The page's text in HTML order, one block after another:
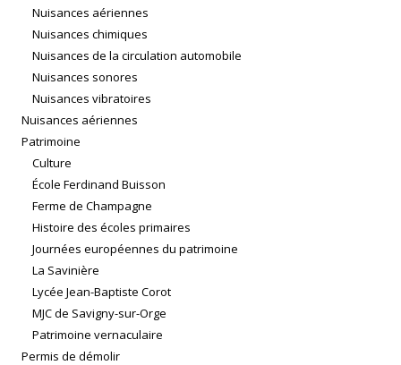
Nuisances aériennes
Nuisances chimiques
Nuisances de la circulation automobile
Nuisances sonores
Nuisances vibratoires
Nuisances aériennes
Patrimoine
Culture
École Ferdinand Buisson
Ferme de Champagne
Histoire des écoles primaires
Journées européennes du patrimoine
La Savinière
Lycée Jean-Baptiste Corot
MJC de Savigny-sur-Orge
Patrimoine vernaculaire
Permis de démolir